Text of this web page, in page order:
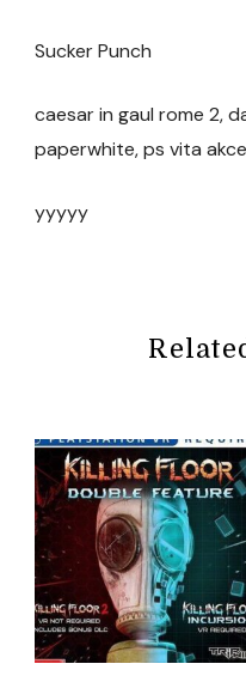
Sucker Punch
caesar in gaul rome 2,
paperwhite, ps vita
yyyyy